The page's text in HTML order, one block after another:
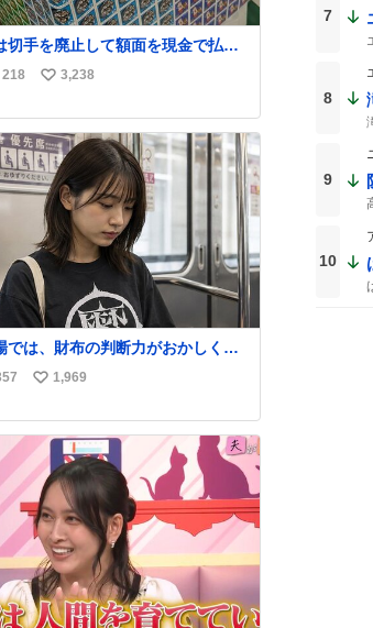
切手を廃止して額面を現金で払い
日本郵政 @JapanPostHD_PR
218
い
ね
数
3,238
では、財布の判断力がおかしくな
い
ね
数
1,969
7
8
9
10